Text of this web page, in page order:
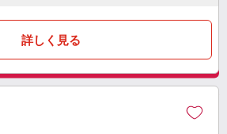
詳しく見る